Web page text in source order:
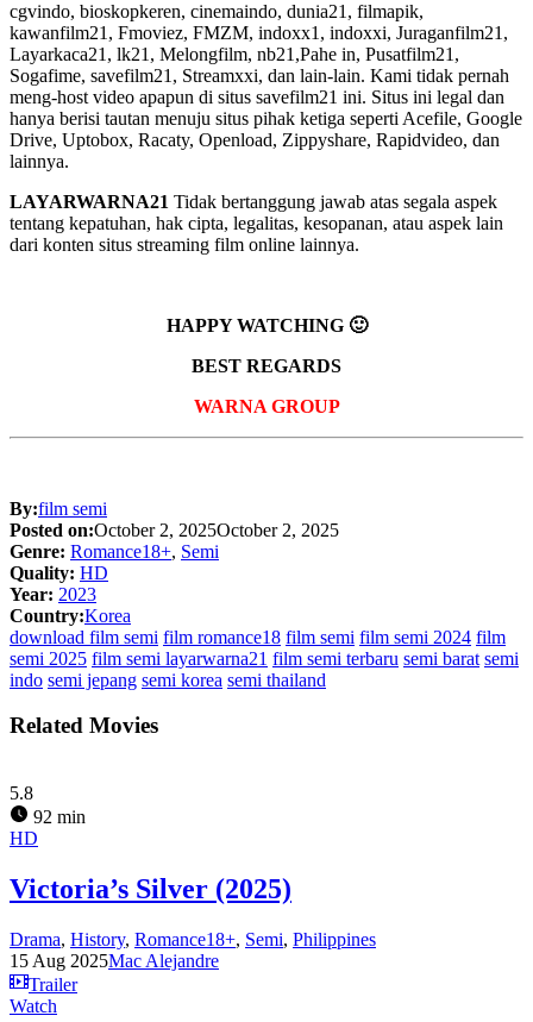
cgvindo, bioskopkeren, cinemaindo, dunia21, filmapik,
kawanfilm21, Fmoviez, FMZM, indoxx1, indoxxi, Juraganfilm21,
Layarkaca21, lk21, Melongfilm, nb21,Pahe in, Pusatfilm21,
Sogafime, savefilm21, Streamxxi, dan lain-lain. Kami tidak pernah
meng-host video apapun di situs savefilm21 ini. Situs ini legal dan
hanya berisi tautan menuju situs pihak ketiga seperti Acefile, Google
Drive, Uptobox, Racaty, Openload, Zippyshare, Rapidvideo, dan
lainnya.
LAYARWARNA21 Tidak bertanggung jawab atas segala aspek
tentang kepatuhan, hak cipta, legalitas, kesopanan, atau aspek lain
dari konten situs streaming film online lainnya.
HAPPY WATCHING 🙂
BEST REGARDS
WARNA GROUP
By:film semi
Posted on:October 2, 2025October 2, 2025
Genre: Romance18+, Semi
Quality: HD
Year: 2023
Country:Korea
download film semi film romance18 film semi film semi 2024 film
semi 2025 film semi layarwarna21 film semi terbaru semi barat semi
indo semi jepang semi korea semi thailand
Related Movies
5.8
92 min
HD
Victoria’s Silver (2025)
Drama, History, Romance18+, Semi, Philippines
15 Aug 2025Mac Alejandre
Trailer
Watch